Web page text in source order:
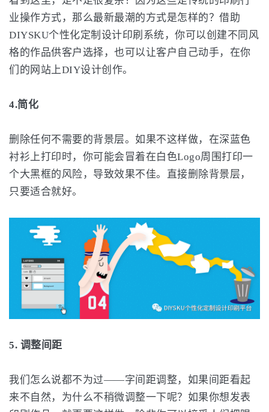
业操作方式，那么最新最潮的方式是怎样的？借助
DIYSKU个性化定制设计印刷系统，你可以创建不同风
格的作品供客户选择，也可以让客户自己动手，在你
们的网站上DIY设计创作。
4.简化
删除任何不需要的背景层。如果不这样做，在深蓝色
衬衫上打印时，你可能会冒着在白色Logo周围打印一
个大黑框的风险，导致效果不佳。直接删除背景层，
只要适合就好。
5. 调整间距
我们怎么说都不为过——字间距调整，如果间距看起
来不自然，为什么不稍微调整一下呢？如果你想发表